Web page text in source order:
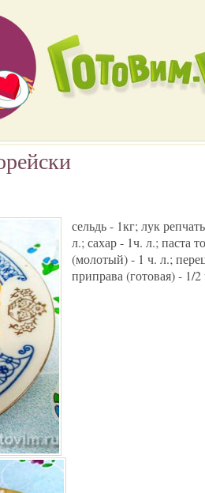
сельдь - 1кг; лук
л.; сахар - 1ч. л.; паста
(молотый) - 1 ч. л.;
приправа (готовая) - 1/